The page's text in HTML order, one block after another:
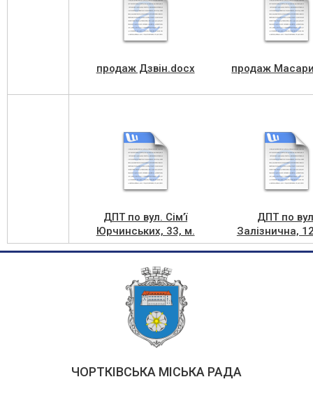
продаж Дзвін.docx продаж
ДПТ по вул. Сім’ї
Юрчинських, 33, м.
Чортків
ДПТ по
Залізнична,
Чортків
ЧОРТКІВСЬКА МІСЬКА РАДА